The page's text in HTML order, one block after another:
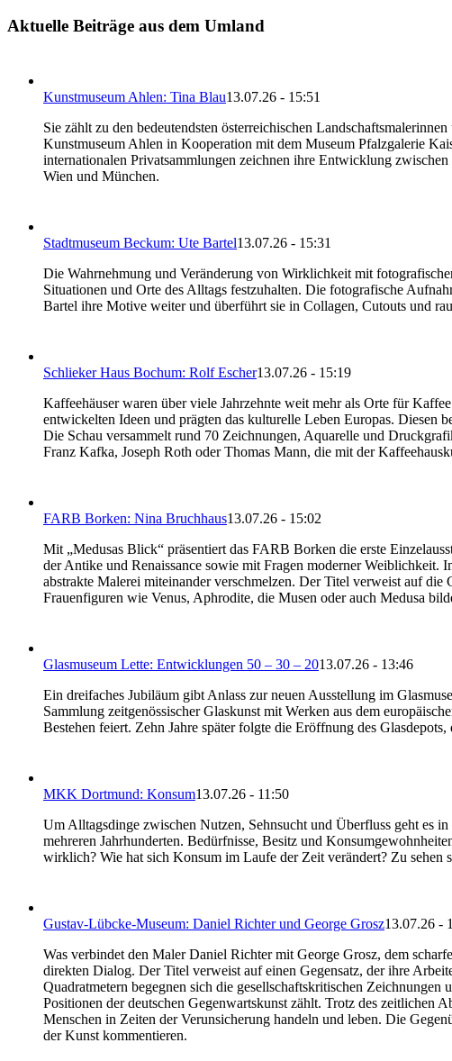
Aktuelle Beiträge aus dem Umland
Kunstmuseum Ahlen: Tina Blau13.07.26 - 15:51
Sie zählt zu den bedeutendsten österreichischen
Kunstmuseum Ahlen in Kooperation mit dem Museum Pfalzgalerie
internationalen Privatsammlungen zeichnen ihre Entwicklung
Wien und München.
Stadtmuseum Beckum: Ute Bartel13.07.26 - 15:31
Die Wahrnehmung und Veränderung von Wirklichkeit mit
Situationen und Orte des Alltags festzuhalten. Die fotografische
Bartel ihre Motive weiter und überführt sie in Collagen, Cutouts und
Schlieker Haus Bochum: Rolf Escher13.07.26 - 15:19
Kaffeehäuser waren über viele Jahrzehnte weit mehr als Orte für
entwickelten Ideen und prägten das kulturelle Leben Europas. Diesen
Die Schau versammelt rund 70 Zeichnungen, Aquarelle und
Franz Kafka, Joseph Roth oder Thomas Mann, die mit der
FARB Borken: Nina Bruchhaus13.07.26 - 15:02
Mit „Medusas Blick“ präsentiert das FARB Borken die erste
der Antike und Renaissance sowie mit Fragen moderner
abstrakte Malerei miteinander verschmelzen. Der Titel verweist auf
Frauenfiguren wie Venus, Aphrodite, die Musen oder auch Medusa
Glasmuseum Lette: Entwicklungen 50 – 30 – 2013.07.26 - 13:46
Ein dreifaches Jubiläum gibt Anlass zur neuen Ausstellung im
Sammlung zeitgenössischer Glaskunst mit Werken aus dem
Bestehen feiert. Zehn Jahre später folgte die Eröffnung des
MKK Dortmund: Konsum13.07.26 - 11:50
Um Alltagsdinge zwischen Nutzen, Sehnsucht und Überfluss geht es
mehreren Jahrhunderten. Bedürfnisse, Besitz und
wirklich? Wie hat sich Konsum im Laufe der Zeit verändert? Zu sehen
Gustav-Lübcke-Museum: Daniel Richter und George Grosz13.07.26 -
Was verbindet den Maler Daniel Richter mit George Grosz, dem
direkten Dialog. Der Titel verweist auf einen Gegensatz, der ihre
Quadratmetern begegnen sich die gesellschaftskritischen
Positionen der deutschen Gegenwartskunst zählt. Trotz des zeitlichen
Menschen in Zeiten der Verunsicherung handeln und leben. Die
der Kunst kommentieren.